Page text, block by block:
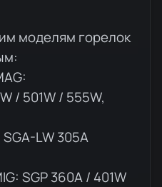
моделям горелок
/ 501W / 555W,
LW 305A
SGP 360A / 401W